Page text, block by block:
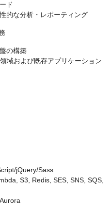
ド
的な分析・レポーティング
の構築
域および既存アプリケーション
jQuery/Sass
S3, Redis, SES, SNS, SQS,